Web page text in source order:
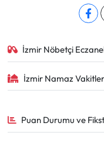
İzmir Nöbetçi
İzmir Namaz
Puan Durumu ve